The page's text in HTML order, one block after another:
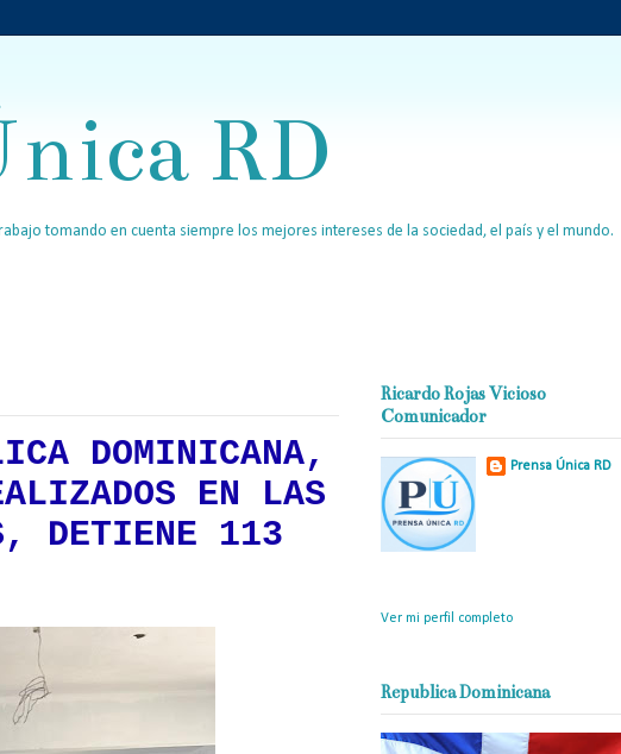
RD
tomando en cuenta siempre los mejores intereses de la sociedad, el país y el mundo.
DOMINICANA,
EN LAS
DETIENE 113
Ricardo Rojas Vicioso
Comunicador
Prensa Única RD
Ver mi perfil completo
Republica Dominicana